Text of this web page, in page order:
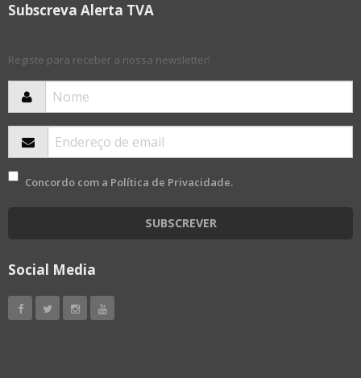
Subscreva Alerta TVA
Registe para receber a nossa newsletter!
Concordo com a Política de Privacidade.
SUBSCREVER
Social Media